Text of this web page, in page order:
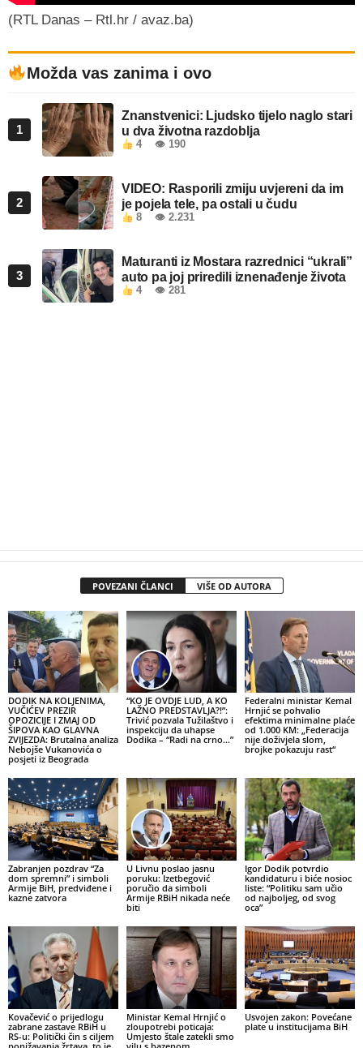
(RTL Danas – Rtl.hr / avaz.ba)
Možda vas zanima i ovo
1
Znanstvenici: Ljudsko tijelo naglo stari
u dva životna razdoblja
4 👁 190
2
VIDEO: Rasporili zmiju uvjereni da im
je pojela tele, pa ostali u čudu
8 👁 2.231
3
Maturanti iz Mostara razrednici “ukrali”
auto pa joj priredili iznenađenje života
4 👁 281
POVEZANI ČLANCI VIŠE OD AUTORA
DODIK NA KOLJENIMA,
VUČIĆEV PREZIR
OPOZICIJE I ZMAJ OD
ŠIPOVA KAO GLAVNA
ZVIJEZDA: Brutalna analiza
Nebojše Vukanovića o
posjeti iz Beograda
“KO JE OVDJE LUD, A KO
LAŽNO PREDSTAVLJA?!”:
Trivić pozvala Tužilaštvo i
inspekciju da uhapse
Dodika – “Radi na crno…”
Federalni ministar Kemal
Hrnjić se pohvalio
efektima minimalne plaće
od 1.000 KM: „Federacija
nije doživjela slom,
brojke pokazuju rast“
Zabranjen pozdrav “Za
dom spremni” i simboli
Armije BiH, predviđene i
kazne zatvora
U Livnu poslao jasnu
poruku: Izetbegović
poručio da simboli
Armije RBiH nikada neće
biti
Igor Dodik potvrdio
kandidaturu i biće nosioc
liste: “Politiku sam učio
od najboljeg, od svog
oca”
Kovačević o prijedlogu
zabrane zastave RBiH u
RS-u: Politički čin s ciljem
Ministar Kemal Hrnjić o
zloupotrebi poticaja:
Umjesto štale zatekli smo
Usvojen zakon: Povećane
plate u institucijama BiH